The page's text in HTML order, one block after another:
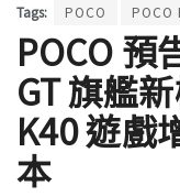
Tags: POCO POCO
POCO 預
GT 旗艦
K40 遊戲
本